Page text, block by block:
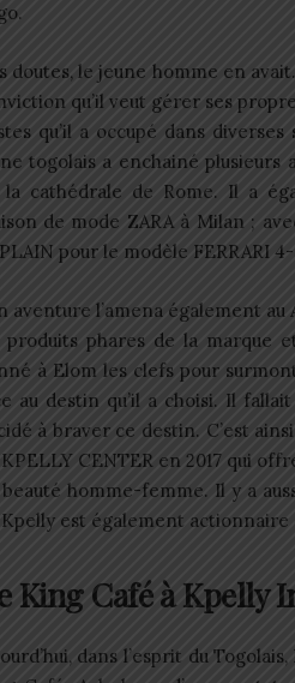
doutes, le jeune homme en
qu’il veut gérer ses
qu’il a occupé dans
togolais a enchainé plusieurs
la cathédrale de Rome. Il a
de mode ZARA à Milan ;
pour le modèle FERRARI
aventure l’amena également
produits phares de la marque
à Elom les clefs pour
au destin qu’il a choisi. Il
à braver ce destin. C’est
CENTER en 2017 qui
homme-femme. Il y a
est également actionnaire
King Café à Kpelly
dans l’esprit du